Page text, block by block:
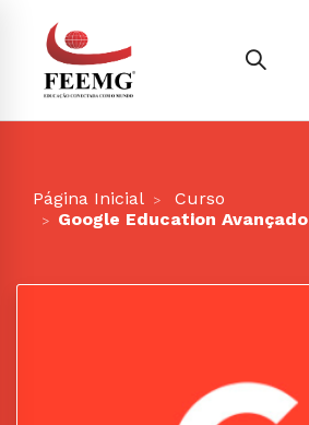
Página Inicial
Curso
Google Education Avançado